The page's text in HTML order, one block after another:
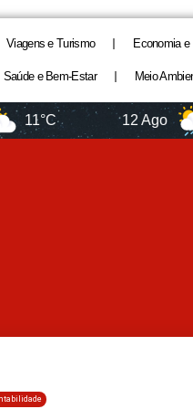
Viagens e Turismo Economia
Saúde e Bem-Estar Meio
12 Ago